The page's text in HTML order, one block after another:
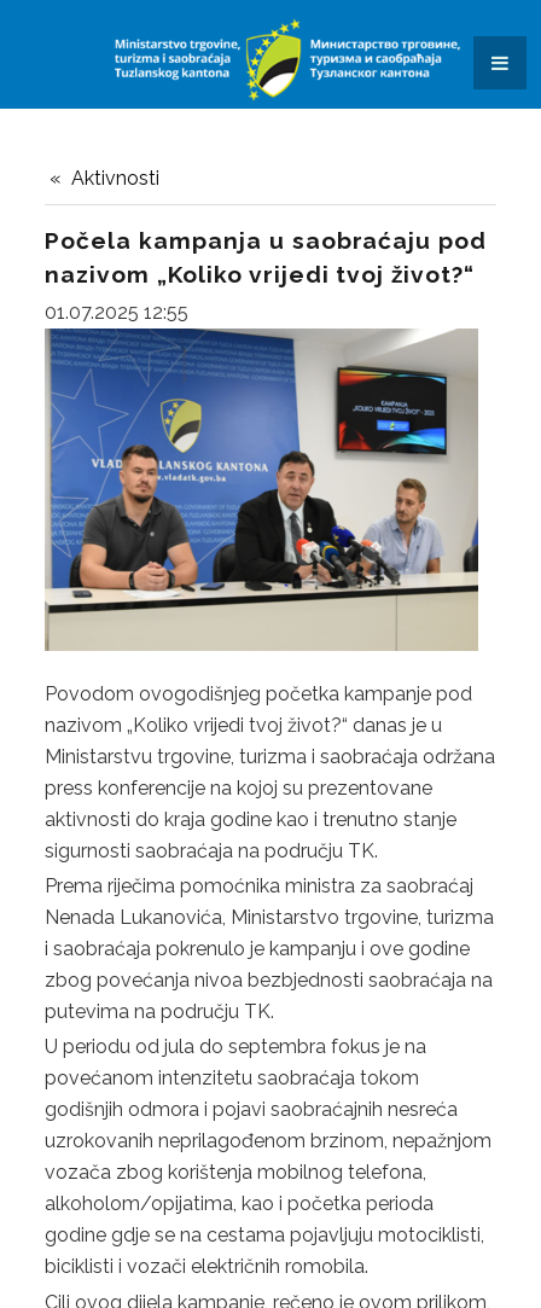
Aktivnosti
Počela kampanja u saobraćaju pod
nazivom „Koliko vrijedi tvoj život?“
01.07.2025 12:55
Povodom ovogodišnjeg početka kampanje pod
nazivom „Koliko vrijedi tvoj život?“ danas je u
Ministarstvu trgovine, turizma i saobraćaja održana
press konferencije na kojoj su prezentovane
aktivnosti do kraja godine kao i trenutno stanje
sigurnosti saobraćaja na području TK.
Prema riječima pomoćnika ministra za saobraćaj
Nenada Lukanovića, Ministarstvo trgovine, turizma
i saobraćaja pokrenulo je kampanju i ove godine
zbog povećanja nivoa bezbjednosti saobraćaja na
putevima na području TK.
U periodu od jula do septembra fokus je na
povećanom intenzitetu saobraćaja tokom
godišnjih odmora i pojavi saobraćajnih nesreća
uzrokovanih neprilagođenom brzinom, nepažnjom
vozača zbog korištenja mobilnog telefona,
alkoholom/opijatima, kao i početka perioda
godine gdje se na cestama pojavljuju motociklisti,
biciklisti i vozači električnih romobila.
Cilj ovog dijela kampanje, rečeno je ovom prilikom,
OBAVJEŠTENJA I REZULTATI
SAOBRAĆAJ
DALJINAR
KVIZ ZNANJA
JAVNE USTANOVE I JAVNA PREDUZEĆA
SUFINANSIRANJE POSTAVLJANJA PUNIONICA ZA
ELEKTRIČNA VOZILA
STUDIJA JAVNOG PRIJEVOZA PUTNIKA NA PODRUČJU TK
KOMUNALNI JAVNI LINIJSKI PRIJEVOZ PUTNIKA
TRGOVINA
OBRASCI ZAHTJEVA
AP „KUPUJMO DOMAĆE“
ZAŠTITA POTROŠAČA
TURIZAM
OBRASCI ZAHTJEVA
TURISTIČKA PATROLA
TURISTIČKI FORUM
TURISTIČKA SIGNALIZACIJA
TURISTIČKE ZAJEDNICE
STRATEGIJA RAZVOJA TURIZMA